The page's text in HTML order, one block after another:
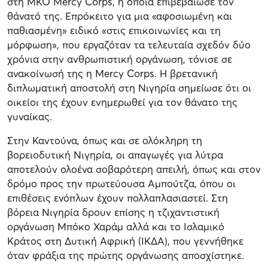
θάνατό της. Επρόκειτο για μια «αφοσιωμένη και
παθιασμένη» ειδικό «στις επικοινωνίες και τη
μόρφωση», που εργαζόταν τα τελευταία σχεδόν δύο
χρόνια στην ανθρωπιστική οργάνωση, τόνισε σε
ανακοίνωσή της η Mercy Corps. Η βρετανική
διπλωματική αποστολή στη Νιγηρία σημείωσε ότι οι
οικείοι της έχουν ενημερωθεί για τον θάνατο της
γυναίκας.
Στην Καντούνα, όπως και σε ολόκληρη τη
βορειοδυτική Νιγηρία, οι απαγωγές για λύτρα
αποτελούν ολοένα σοβαρότερη απειλή, όπως και στον
δρόμο προς την πρωτεύουσα Αμπούτζα, όπου οι
επιθέσεις ενόπλων έχουν πολλαπλασιαστεί. Στη
βόρεια Νιγηρία δρουν επίσης η τζιχαντιστική
οργάνωση Μπόκο Χαράμ αλλά και το Ισλαμικό
Κράτος στη Δυτική Αφρική (ΙΚΔΑ), που γεννήθηκε
όταν φράξια της πρώτης οργάνωσης αποσχίστηκε.